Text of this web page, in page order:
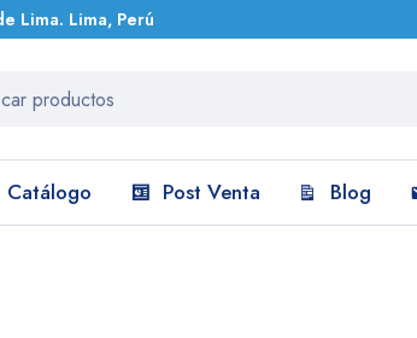
Lima. Lima, Perú
Catálogo Post Venta Blog